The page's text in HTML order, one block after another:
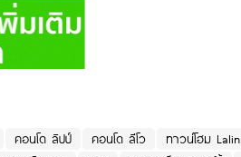
คอนโด ลิปป์ คอนโด ลีโว
ทาวน์โฮม Lalin